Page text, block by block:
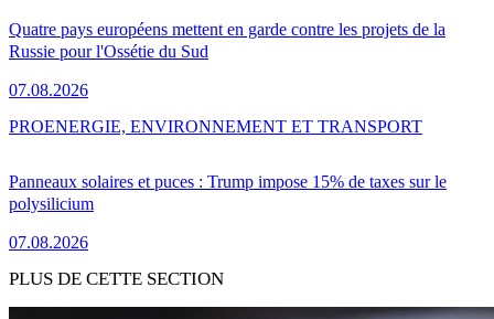
Quatre pays européens mettent en garde contre les projets de la
Russie pour l'Ossétie du Sud
07.08.2026
Panneaux solaires et puces : Trump impose 15% de taxes sur le
polysilicium
07.08.2026
PROENERGIE, ENVIRONNEMENT ET TRANSPORT
PLUS DE CETTE SECTION